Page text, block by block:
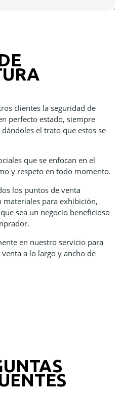
clientes la seguridad de
perfecto estado, siempre
el trato que estos se
que se enfocan en el
y respeto en todo momento.
los puntos de venta
para exhibición,
sea un negocio beneficioso
en nuestro servicio para
a lo largo y ancho de